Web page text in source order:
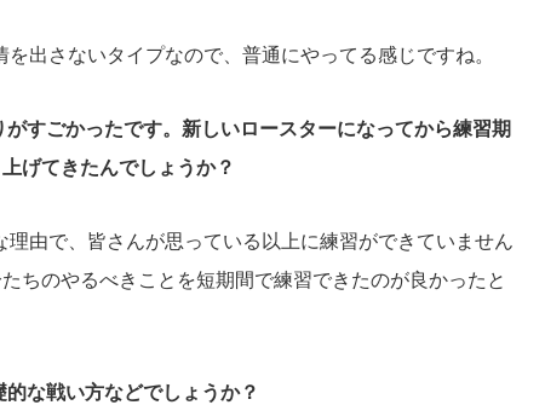
出さないタイプなので、普通にやってる感じですね。
すごかったです。新しいロースターになってから練習期
げてきたんでしょうか？
由で、皆さんが思っている以上に練習ができていません
ちのやるべきことを短期間で練習できたのが良かったと
な戦い方などでしょうか？